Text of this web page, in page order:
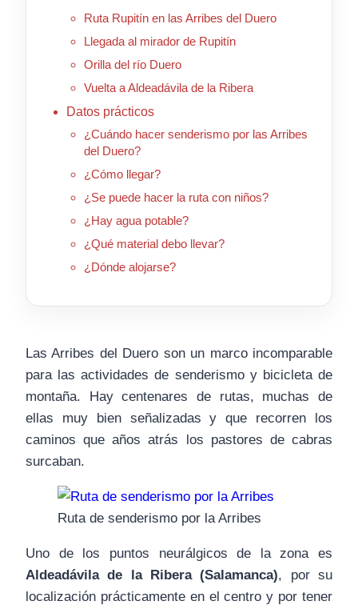
Ruta Rupitín en las Arribes del Duero
Llegada al mirador de Rupitín
Orilla del río Duero
Vuelta a Aldeadávila de la Ribera
Datos prácticos
¿Cuándo hacer senderismo por las Arribes
del Duero?
¿Cómo llegar?
¿Se puede hacer la ruta con niños?
¿Hay agua potable?
¿Qué material debo llevar?
¿Dónde alojarse?
Las Arribes del Duero son un marco incomparable
para las actividades de senderismo y bicicleta de
montaña. Hay centenares de rutas, muchas de
ellas muy bien señalizadas y que recorren los
caminos que años atrás los pastores de cabras
surcaban.
Ruta de senderismo por la Arribes
Uno de los puntos neurálgicos de la zona es
Aldeadávila de la Ribera (Salamanca), por su
localización prácticamente en el centro y por tener